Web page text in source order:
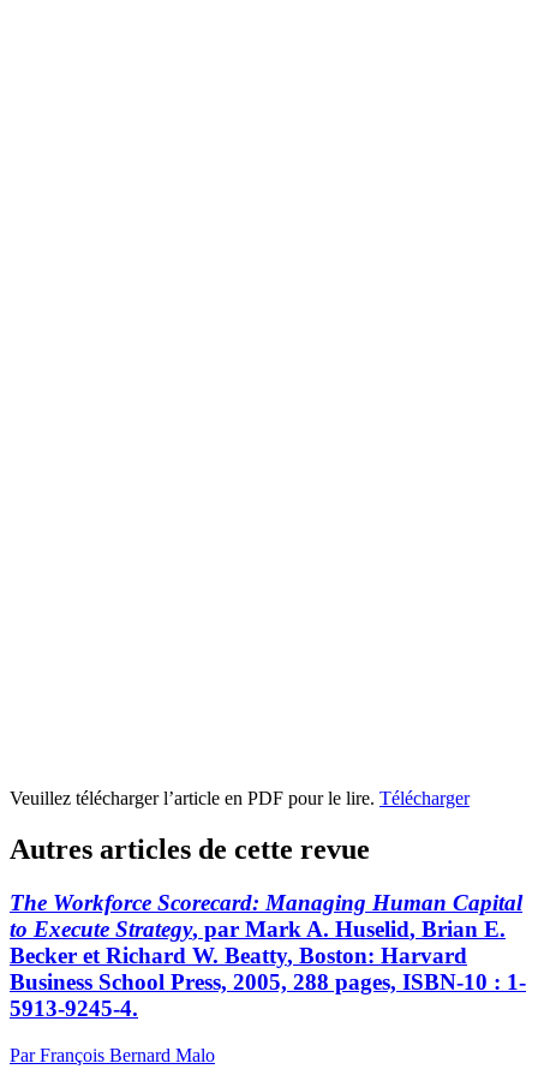
Veuillez télécharger l’article en PDF pour le lire. Télécharger
Autres articles de cette revue
The Workforce Scorecard: Managing Human Capital
to Execute Strategy, par Mark A. Huselid, Brian E.
Becker et Richard W. Beatty, Boston: Harvard
Business School Press, 2005, 288 pages, ISBN-10 : 1-
5913-9245-4.
Par François Bernard Malo